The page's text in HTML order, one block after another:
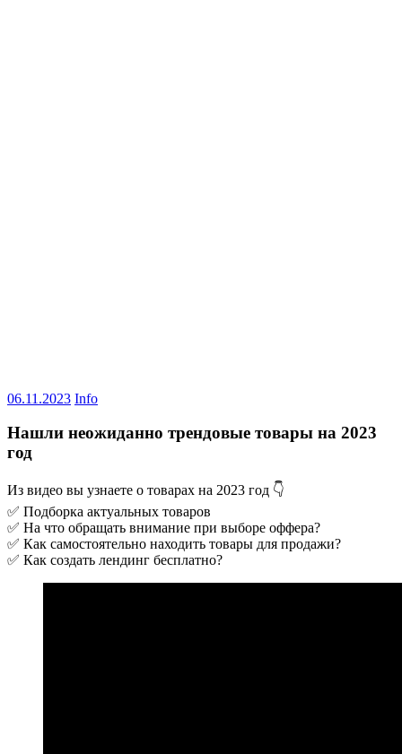
06.11.2023 Info
Нашли неожиданно трендовые товары на 2023
год
Из видео вы узнаете о товарах на 2023 год 👇
✅ Подборка актуальных товаров
✅ На что обращать внимание при выборе оффера?
✅ Как самостоятельно находить товары для продажи?
✅ Как создать лендинг бесплатно?